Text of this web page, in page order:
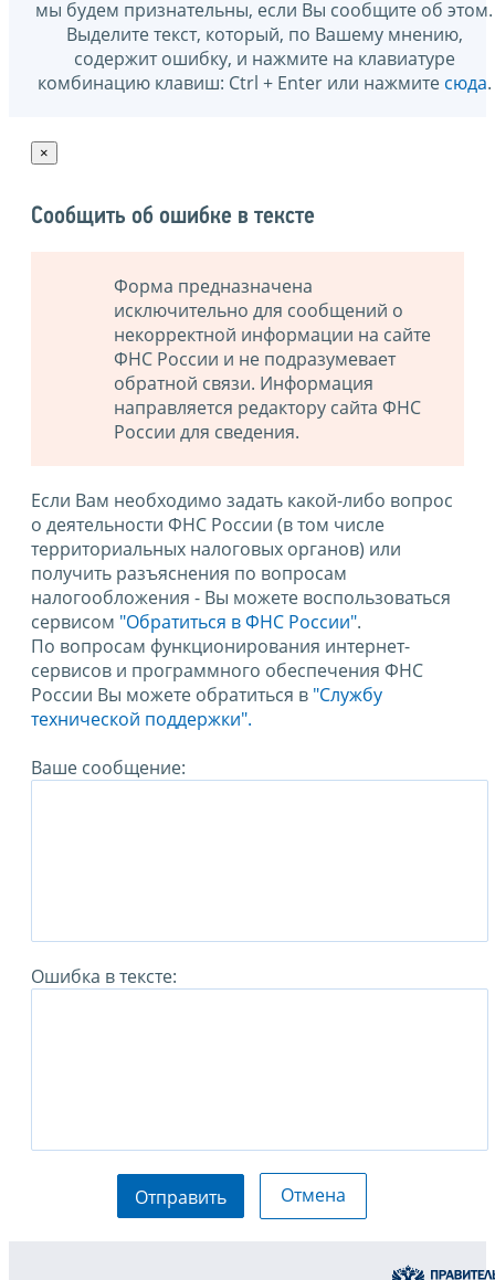
мы будем признательны, если Вы сообщите об этом.
Выделите текст, который, по Вашему мнению,
содержит ошибку, и нажмите на клавиатуре
комбинацию клавиш: Ctrl + Enter или нажмите сюда.
×
Сообщить об ошибке в тексте
Форма предназначена
исключительно для сообщений о
некорректной информации на сайте
ФНС России и не подразумевает
обратной связи. Информация
направляется редактору сайта ФНС
России для сведения.
Если Вам необходимо задать какой-либо вопрос
о деятельности ФНС России (в том числе
территориальных налоговых органов) или
получить разъяснения по вопросам
налогообложения - Вы можете воспользоваться
сервисом "Обратиться в ФНС России".
По вопросам функционирования интернет-
сервисов и программного обеспечения ФНС
России Вы можете обратиться в "Службу
технической поддержки".
Ваше сообщение:
Ошибка в тексте:
Отправить Отмена